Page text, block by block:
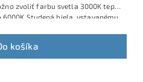
košíka
zvoliť farbu svetla 3000K teplá
6000K Studená biela, vstavanému